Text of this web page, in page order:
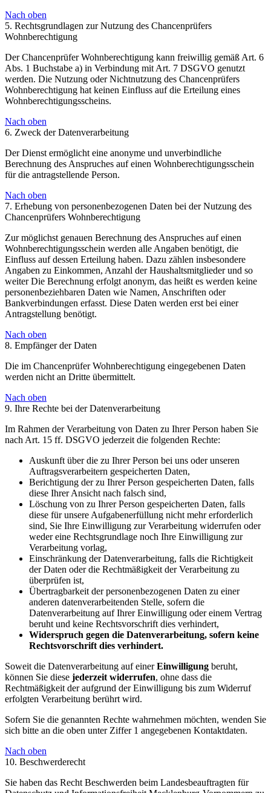
Nach oben
5. Rechtsgrundlagen zur Nutzung des Chancenprüfers
Wohnberechtigung
Der Chancenprüfer Wohnberechtigung kann freiwillig gemäß Art. 6
Abs. 1 Buchstabe a) in Verbindung mit Art. 7 DSGVO genutzt
werden. Die Nutzung oder Nichtnutzung des Chancenprüfers
Wohnberechtigung hat keinen Einfluss auf die Erteilung eines
Wohnberechtigungsscheins.
Nach oben
6. Zweck der Datenverarbeitung
Der Dienst ermöglicht eine anonyme und unverbindliche
Berechnung des Anspruches auf einen Wohnberechtigungsschein
für die antragstellende Person.
Nach oben
7. Erhebung von personenbezogenen Daten bei der Nutzung des
Chancenprüfers Wohnberechtigung
Zur möglichst genauen Berechnung des Anspruches auf einen
Wohnberechtigungsschein werden alle Angaben benötigt, die
Einfluss auf dessen Erteilung haben. Dazu zählen insbesondere
Angaben zu Einkommen, Anzahl der Haushaltsmitglieder und so
weiter Die Berechnung erfolgt anonym, das heißt es werden keine
personenbeziehbaren Daten wie Namen, Anschriften oder
Bankverbindungen erfasst. Diese Daten werden erst bei einer
Antragstellung benötigt.
Nach oben
8. Empfänger der Daten
Die im Chancenprüfer Wohnberechtigung eingegebenen Daten
werden nicht an Dritte übermittelt.
Nach oben
9. Ihre Rechte bei der Datenverarbeitung
Im Rahmen der Verarbeitung von Daten zu Ihrer Person haben Sie
nach Art. 15 ff. DSGVO jederzeit die folgenden Rechte:
Auskunft über die zu Ihrer Person bei uns oder unseren
Auftragsverarbeitern gespeicherten Daten,
Berichtigung der zu Ihrer Person gespeicherten Daten, falls
diese Ihrer Ansicht nach falsch sind,
Löschung von zu Ihrer Person gespeicherten Daten, falls
diese für unsere Aufgabenerfüllung nicht mehr erforderlich
sind, Sie Ihre Einwilligung zur Verarbeitung widerrufen oder
weder eine Rechtsgrundlage noch Ihre Einwilligung zur
Verarbeitung vorlag,
Einschränkung der Datenverarbeitung, falls die Richtigkeit
der Daten oder die Rechtmäßigkeit der Verarbeitung zu
überprüfen ist,
Übertragbarkeit der personenbezogenen Daten zu einer
anderen datenverarbeitenden Stelle, sofern die
Datenverarbeitung auf Ihrer Einwilligung oder einem Vertrag
beruht und keine Rechtsvorschrift dies verhindert,
Widerspruch gegen die Datenverarbeitung, sofern keine
Rechtsvorschrift dies verhindert.
Soweit die Datenverarbeitung auf einerEinwilligung beruht,
können Sie diese jederzeit widerrufen, ohne dass die
Rechtmäßigkeit der aufgrund der Einwilligung bis zum Widerruf
erfolgten Verarbeitung berührt wird.
Sofern Sie die genannten Rechte wahrnehmen möchten, wenden Sie
sich bitte an die oben unter Ziffer 1 angegebenen Kontaktdaten.
Nach oben
10. Beschwerderecht
Sie haben das Recht Beschwerden beim Landesbeauftragten für